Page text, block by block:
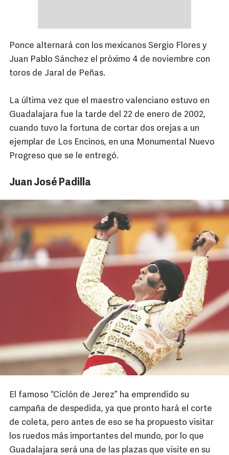
Ponce alternará con los mexicanos Sergio Flores y
Juan Pablo Sánchez el próximo 4 de noviembre con
toros de Jaral de Peñas.
La última vez que el maestro valenciano estuvo en
Guadalajara fue la tarde del 22 de enero de 2002,
cuando tuvo la fortuna de cortar dos orejas a un
ejemplar de Los Encinos, en una Monumental Nuevo
Progreso que se le entregó.
Juan José Padilla
El famoso “Ciclón de Jerez” ha emprendido su
campaña de despedida, ya que pronto hará el corte
de coleta, pero antes de eso se ha propuesto visitar
los ruedos más importantes del mundo, por lo que
Guadalajara será una de las plazas que visite en su